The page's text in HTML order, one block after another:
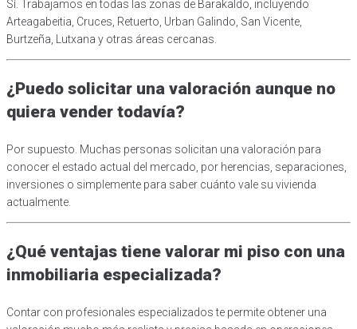
Sí. Trabajamos en todas las zonas de Barakaldo, incluyendo
Arteagabeitia, Cruces, Retuerto, Urban Galindo, San Vicente,
Burtzeña, Lutxana y otras áreas cercanas.
¿Puedo solicitar una valoración aunque no
quiera vender todavía?
Por supuesto. Muchas personas solicitan una valoración para
conocer el estado actual del mercado, por herencias, separaciones,
inversiones o simplemente para saber cuánto vale su vivienda
actualmente.
¿Qué ventajas tiene valorar mi piso con una
inmobiliaria especializada?
Contar con profesionales especializados te permite obtener una